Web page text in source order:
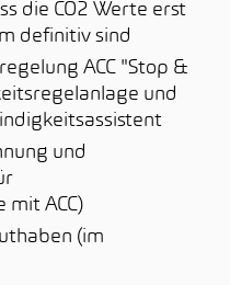
die CO2 Werte erst
definitiv sind
ACC "Stop &
und
und
mit ACC)
(im